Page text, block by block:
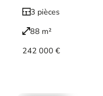
3 pièces
88 m²
242 000 €